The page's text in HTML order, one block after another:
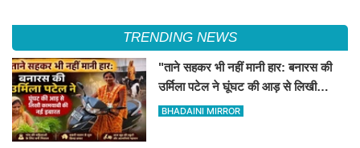
TRENDING NEWS
"ताने सहकर भी नहीं मानी हार: बनारस की
उर्मिला पटेल ने घूंघट की आड़ से लिखी
कामयाबी की नई इबारत"
BHADAINI MIRROR